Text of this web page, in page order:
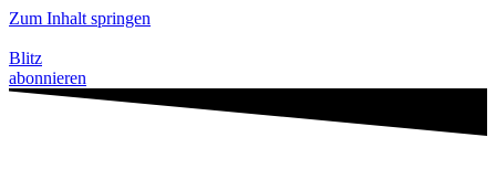
Zum Inhalt springen
Blitz
abonnieren